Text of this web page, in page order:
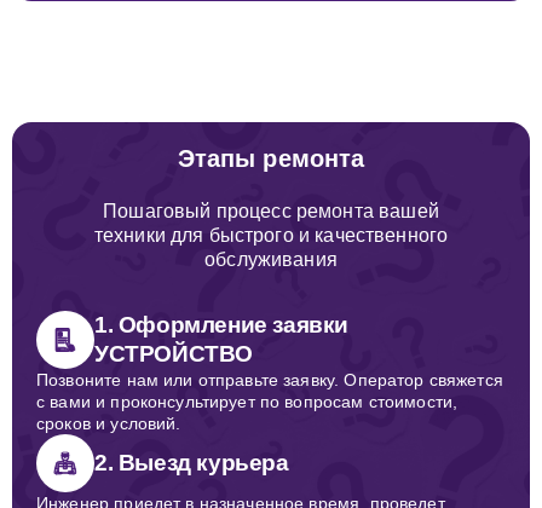
Этапы ремонта
Пошаговый процесс ремонта вашей
техники для быстрого и качественного
обслуживания
1. Оформление заявки
УСТРОЙСТВО
Позвоните нам или отправьте заявку. Оператор свяжется
с вами и проконсультирует по вопросам стоимости,
сроков и условий.
2. Выезд курьера
Инженер приедет в назначенное время, проведет